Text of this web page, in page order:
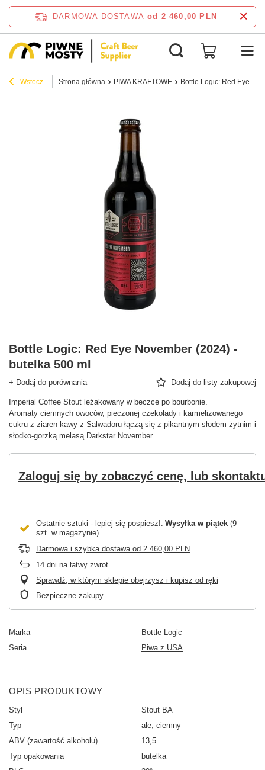
DARMOWA DOSTAWA od 2 460,00 PLN
Wstecz Strona główna PIWA KRAFTOWE Bottle Logic: Red Eye
Bottle Logic: Red Eye November (2024) -
butelka 500 ml
+ Dodaj do porównania Dodaj do listy zakupowej
Imperial Coffee Stout leżakowany w beczce po bourbonie.
Aromaty ciemnych owoców, pieczonej czekolady i karmelizowanego
cukru z ziaren kawy z Salwadoru łączą się z pikantnym słodem żytnim i
słodko-gorzką melasą Darkstar November.
Zaloguj się by zobaczyć cenę, lub
Ostatnie sztuki - lepiej się pospiesz! Wysyłka w piątek (9
szt. w magazynie)
Darmowa i szybka dostawa od 2 460,00 PLN
14 dni na łatwy zwrot
Sprawdź, w którym sklepie obejrzysz i kupisz od ręki
Bezpieczne zakupy
Marka
Bottle Logic
Seria
Piwa z USA
OPIS PRODUKTOWY
Styl
Stout BA
Typ
ale, ciemny
ABV (zawartość alkoholu)
13,5
Typ opakowania
butelka